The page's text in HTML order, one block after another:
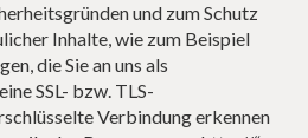
und zum Schutz
Inhalte, wie zum Beispiel
die Sie an uns als
SSL- bzw. TLS-
Verbindung erkennen